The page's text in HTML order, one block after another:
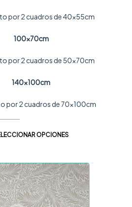
por 2 cuadros de 40x55cm
100x70cm
por 2 cuadros de 50x70cm
140x100cm
por 2 cuadros de 70x100cm
OPCIONES